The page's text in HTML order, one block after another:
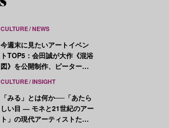
CULTURE NEWS
今週末に見たいアートイベン
トTOP5：会田誠が大作《混浴
図》を公開制作、ピーター・
CULTURE INSIGHT
「みる」とは何か──「あたら
しい目 ― モネと21世紀のアー
ト」の現代アーティストたち